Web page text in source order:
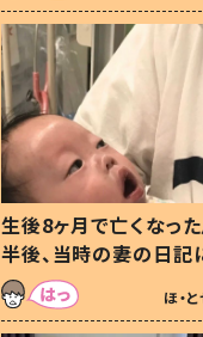
生後8ヶ月で亡くなっ
半後、当時の妻の日記
た本音とは
ほ・